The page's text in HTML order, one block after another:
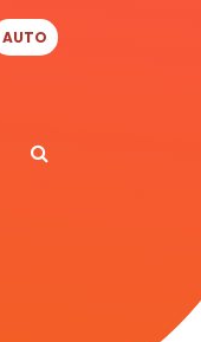
AUTO